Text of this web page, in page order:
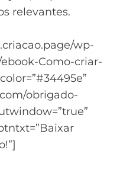
relevantes.
wp-
Como-criar-
obrigado-